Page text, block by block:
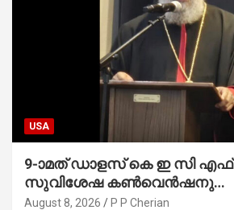
USA
9-ാമത് ഡാളസ് കെ ഇ സി എഫ് സംയുക്ത
സുവിശേഷ കൺവെൻഷനു
പ്രാർത്ഥനാനിർഭരമായ തുടക്കം
August 8, 2026 P P Cherian